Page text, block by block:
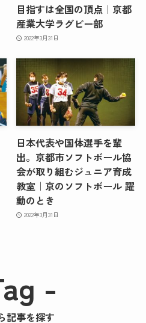
目指すは全国の頂点｜京都
産業大学ラグビー部
2022年3月31日
日本代表や国体選手を輩
出。京都市ソフトボール協
会が取り組むジュニア育成
教室｜京のソフトボール 躍
動のとき
2022年3月31日
-
記事を探す